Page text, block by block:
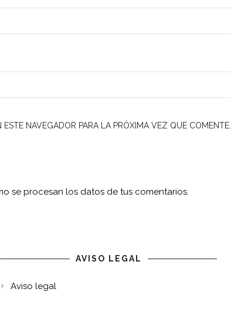
NAVEGADOR PARA LA PRÓXIMA VEZ QUE COMENTE.
se procesan los datos de tus comentarios.
AVISO LEGAL
Aviso legal